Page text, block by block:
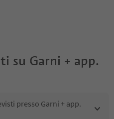
su Garni + app.
presso Garni + app.